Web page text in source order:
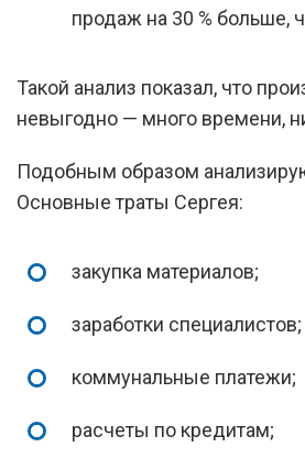
продаж на 30 % больше,
Такой анализ показал, что
невыгодно — много времени,
Подобным образом
Основные траты Сергея:
закупка материалов;
заработки специалистов;
коммунальные платежи;
расчеты по кредитам;